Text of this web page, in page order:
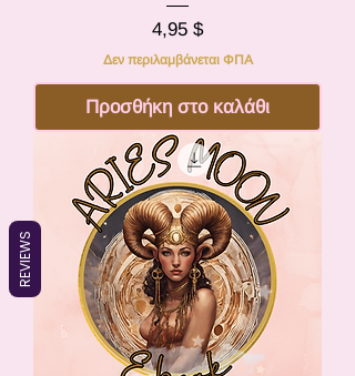
Τιμή
4,95 $
Δεν περιλαμβάνεται ΦΠΑ
Προσθήκη στο καλάθι
REVIEWS